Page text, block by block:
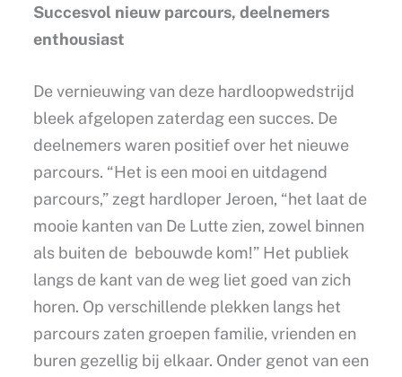
Succesvol nieuw parcours, deelnemers
enthousiast
De vernieuwing van deze hardloopwedstrijd
bleek afgelopen zaterdag een succes. De
deelnemers waren positief over het nieuwe
parcours. “Het is een mooi en uitdagend
parcours,” zegt hardloper Jeroen, “het laat de
mooie kanten van De Lutte zien, zowel binnen
als buiten de bebouwde kom!” Het publiek
langs de kant van de weg liet goed van zich
horen. Op verschillende plekken langs het
parcours zaten groepen familie, vrienden en
buren gezellig bij elkaar. Onder genot van een